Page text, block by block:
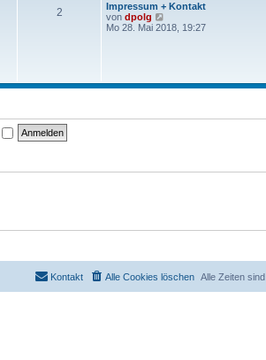
g
2
Impressum + Kontakt
von dpolg
e
r
i
Mo 28. Mai 2018, 19:27
Alle Zeiten sind
Alle Cookies löschen
Kontakt